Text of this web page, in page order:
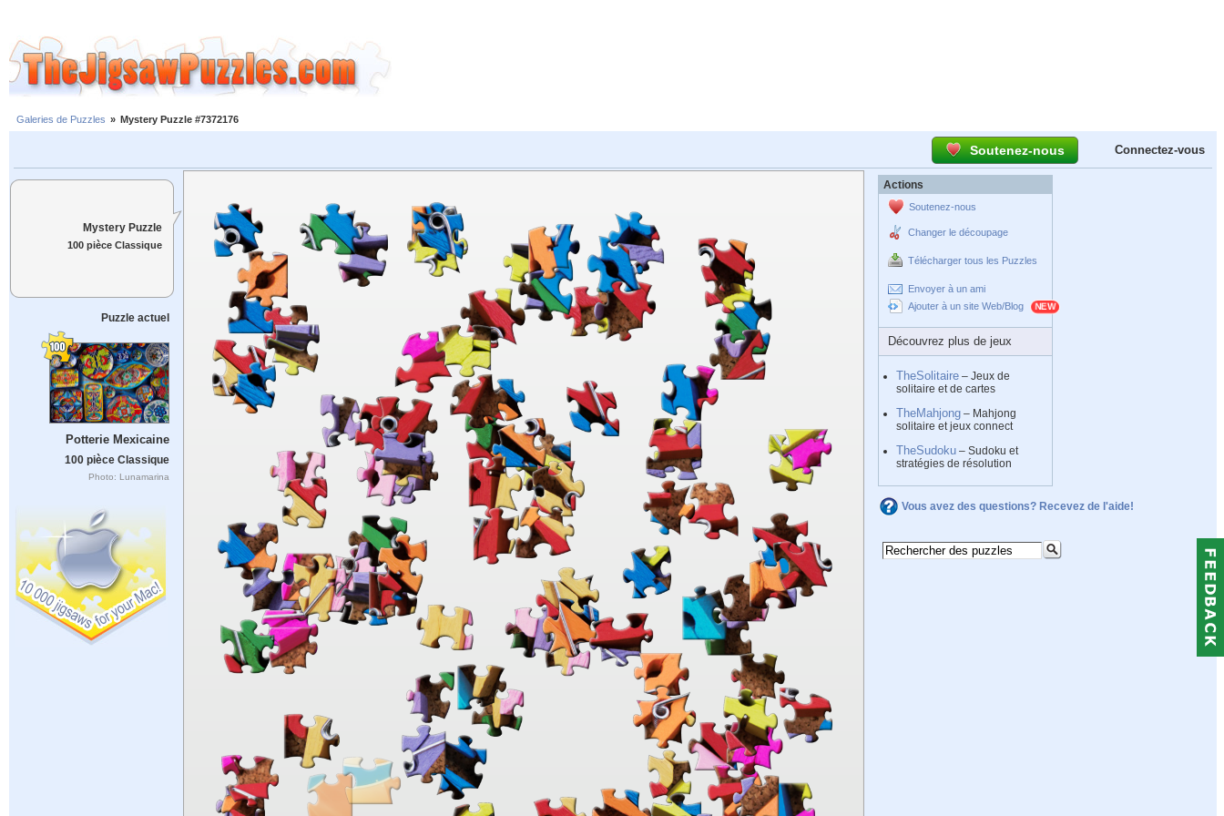
Galeries de Puzzles » Mystery Puzzle #7372176
Soutenez-nous Connectez-vous
Mystery Puzzle
100 pièce Classique
Puzzle actuel
Potterie Mexicaine
100 pièce Classique
Photo: Lunamarina
Actions
Soutenez-nous
Changer le découpage
Télécharger tous les Puzzles
Envoyer à un ami
Ajouter à un site Web/Blog
Découvrez plus de jeux
TheSolitaire – Jeux de
solitaire et de cartes
TheMahjong – Mahjong
solitaire et jeux connect
TheSudoku – Sudoku et
stratégies de résolution
Vous avez des questions? Recevez de l'aide!